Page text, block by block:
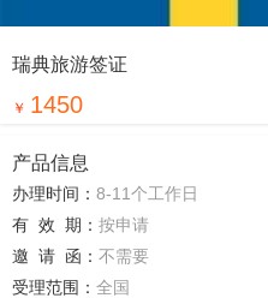
瑞典旅游签证
￥ 1450
产品信息
办理时间： 8-11个工作日
有 效 期： 按申请
邀 请 函： 不需要
受理范围： 全国